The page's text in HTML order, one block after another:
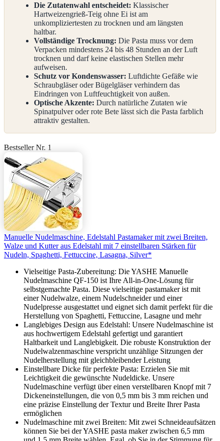
Die Zutatenwahl entscheidet: Klassischer
Hartweizengrieß-Teig ohne Ei ist am
unkompliziertesten zu trocknen und am längsten
haltbar.
Vollständige Trocknung: Die Pasta muss vor dem
Verpacken mindestens 24 bis 48 Stunden an der Luft
trocknen und darf keine elastischen Stellen mehr
aufweisen.
Schutz vor Kondenswasser: Luftdichte Gefäße wie
Schraubgläser oder Bügelgläser verhindern das
Eindringen von Luftfeuchtigkeit von außen.
Optische Akzente: Durch natürliche Zutaten wie
Spinatpulver oder rote Bete lässt sich die Pasta farblich
attraktiv gestalten.
Bestseller Nr. 1
Manuelle Nudelmaschine, Edelstahl Pastamaker mit zwei Breiten,
Walze und Kutter aus Edelstahl mit 7 einstellbaren Stärken für
Nudeln, Spaghetti, Fettuccine, Lasagna, Silver*
Vielseitige Pasta-Zubereitung: Die YASHE Manuelle
Nudelmaschine QF-150 ist Ihre All-in-One-Lösung für
selbstgemachte Pasta. Diese vielseitige pastamaker ist mit
einer Nudelwalze, einem Nudelschneider und einer
Nudelpresse ausgestattet und eignet sich damit perfekt für die
Herstellung von Spaghetti, Fettuccine, Lasagne und mehr
Langlebiges Design aus Edelstahl: Unsere Nudelmaschine ist
aus hochwertigem Edelstahl gefertigt und garantiert
Haltbarkeit und Langlebigkeit. Die robuste Konstruktion der
Nudelwalzenmaschine verspricht unzählige Sitzungen der
Nudelherstellung mit gleichbleibender Leistung
Einstellbare Dicke für perfekte Pasta: Erzielen Sie mit
Leichtigkeit die gewünschte Nudeldicke. Unsere
Nudelmaschine verfügt über einen verstellbaren Knopf mit 7
Dickeneinstellungen, die von 0,5 mm bis 3 mm reichen und
eine präzise Einstellung der Textur und Breite Ihrer Pasta
ermöglichen
Nudelmaschine mit zwei Breiten: Mit zwei Schneideaufsätzen
können Sie bei der YASHE pasta maker zwischen 6,5 mm